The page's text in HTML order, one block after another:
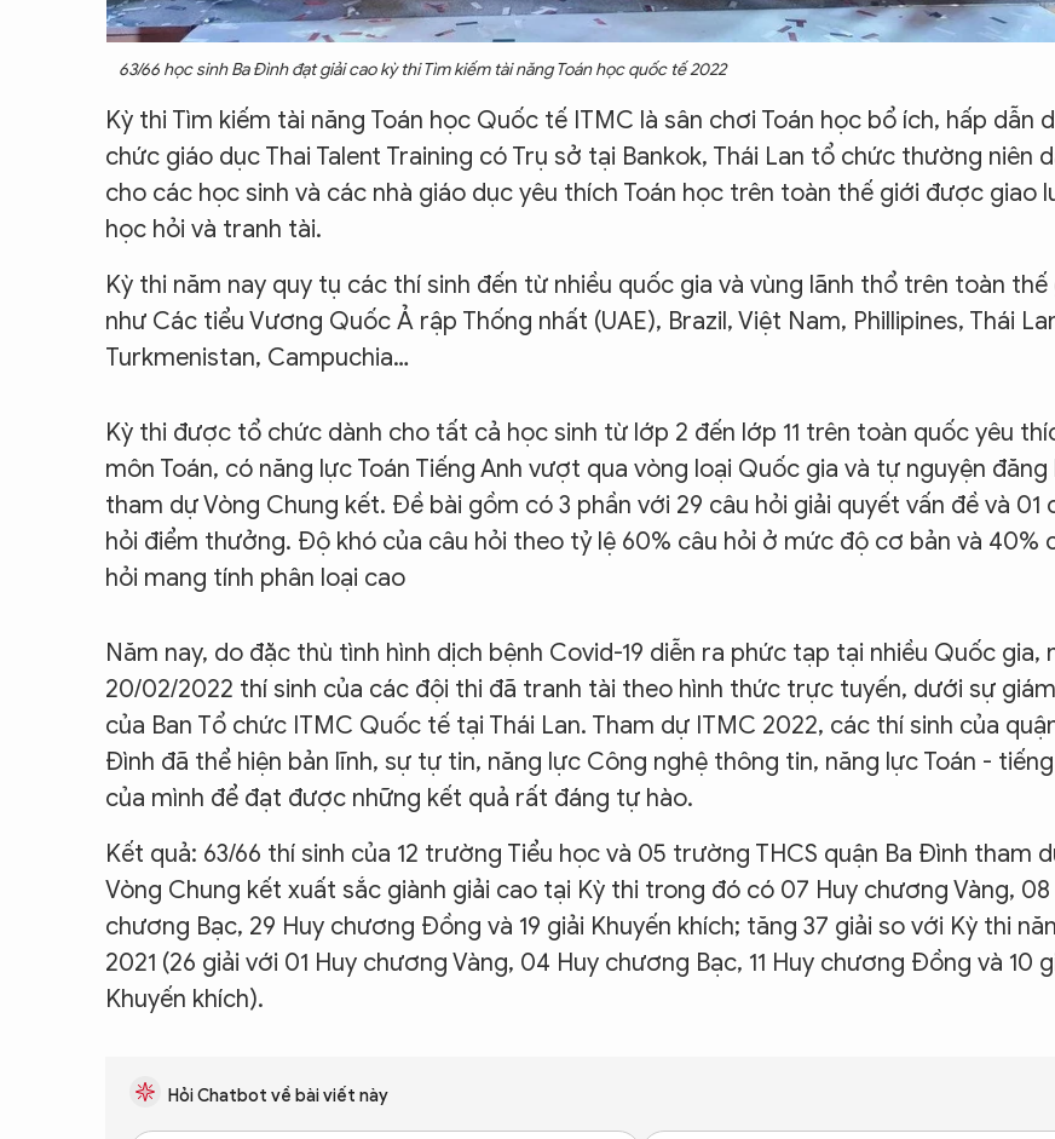
63/66 học sinh Ba Đình đạt giải cao kỳ thi Tìm kiếm tài năng Toán học quốc tế 2022
Kỳ thi Tìm kiếm tài năng Toán học Quốc tế ITMC là sân chơi Toán học bổ ích, hấp dẫn
chức giáo dục Thai Talent Training có Trụ sở tại Bankok, Thái Lan tổ chức thường niên
cho các học sinh và các nhà giáo dục yêu thích Toán học trên toàn thế giới được giao
học hỏi và tranh tài.
Kỳ thi năm nay quy tụ các thí sinh đến từ nhiều quốc gia và vùng lãnh thổ trên toàn thế
như Các tiểu Vương Quốc Ả rập Thống nhất (UAE), Brazil, Việt Nam, Phillipines, Thái
Turkmenistan, Campuchia…
Kỳ thi được tổ chức dành cho tất cả học sinh từ lớp 2 đến lớp 11 trên toàn quốc yêu
môn Toán, có năng lực Toán Tiếng Anh vượt qua vòng loại Quốc gia và tự nguyện đăng
tham dự Vòng Chung kết. Đề bài gồm có 3 phần với 29 câu hỏi giải quyết vấn đề và 01
hỏi điểm thưởng. Độ khó của câu hỏi theo tỷ lệ 60% câu hỏi ở mức độ cơ bản và 40%
hỏi mang tính phân loại cao
Năm nay, do đặc thù tình hình dịch bệnh Covid-19 diễn ra phức tạp tại nhiều Quốc gia,
20/02/2022 thí sinh của các đội thi đã tranh tài theo hình thức trực tuyến, dưới sự
của Ban Tổ chức ITMC Quốc tế tại Thái Lan. Tham dự ITMC 2022, các thí sinh của
Đình đã thể hiện bản lĩnh, sự tự tin, năng lực Công nghệ thông tin, năng lực Toán -
của mình để đạt được những kết quả rất đáng tự hào.
Kết quả: 63/66 thí sinh của 12 trường Tiểu học và 05 trường THCS quận Ba Đình tham
Vòng Chung kết xuất sắc giành giải cao tại Kỳ thi trong đó có 07 Huy chương Vàng, 08
chương Bạc, 29 Huy chương Đồng và 19 giải Khuyến khích; tăng 37 giải so với Kỳ thi
2021 (26 giải với 01 Huy chương Vàng, 04 Huy chương Bạc, 11 Huy chương Đồng và 10
Khuyến khích).
Hỏi Chatbot về bài viết này